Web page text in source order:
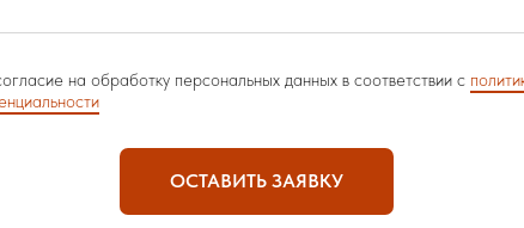
на обработку персональных данных в соответствии с
ОСТАВИТЬ ЗАЯВКУ